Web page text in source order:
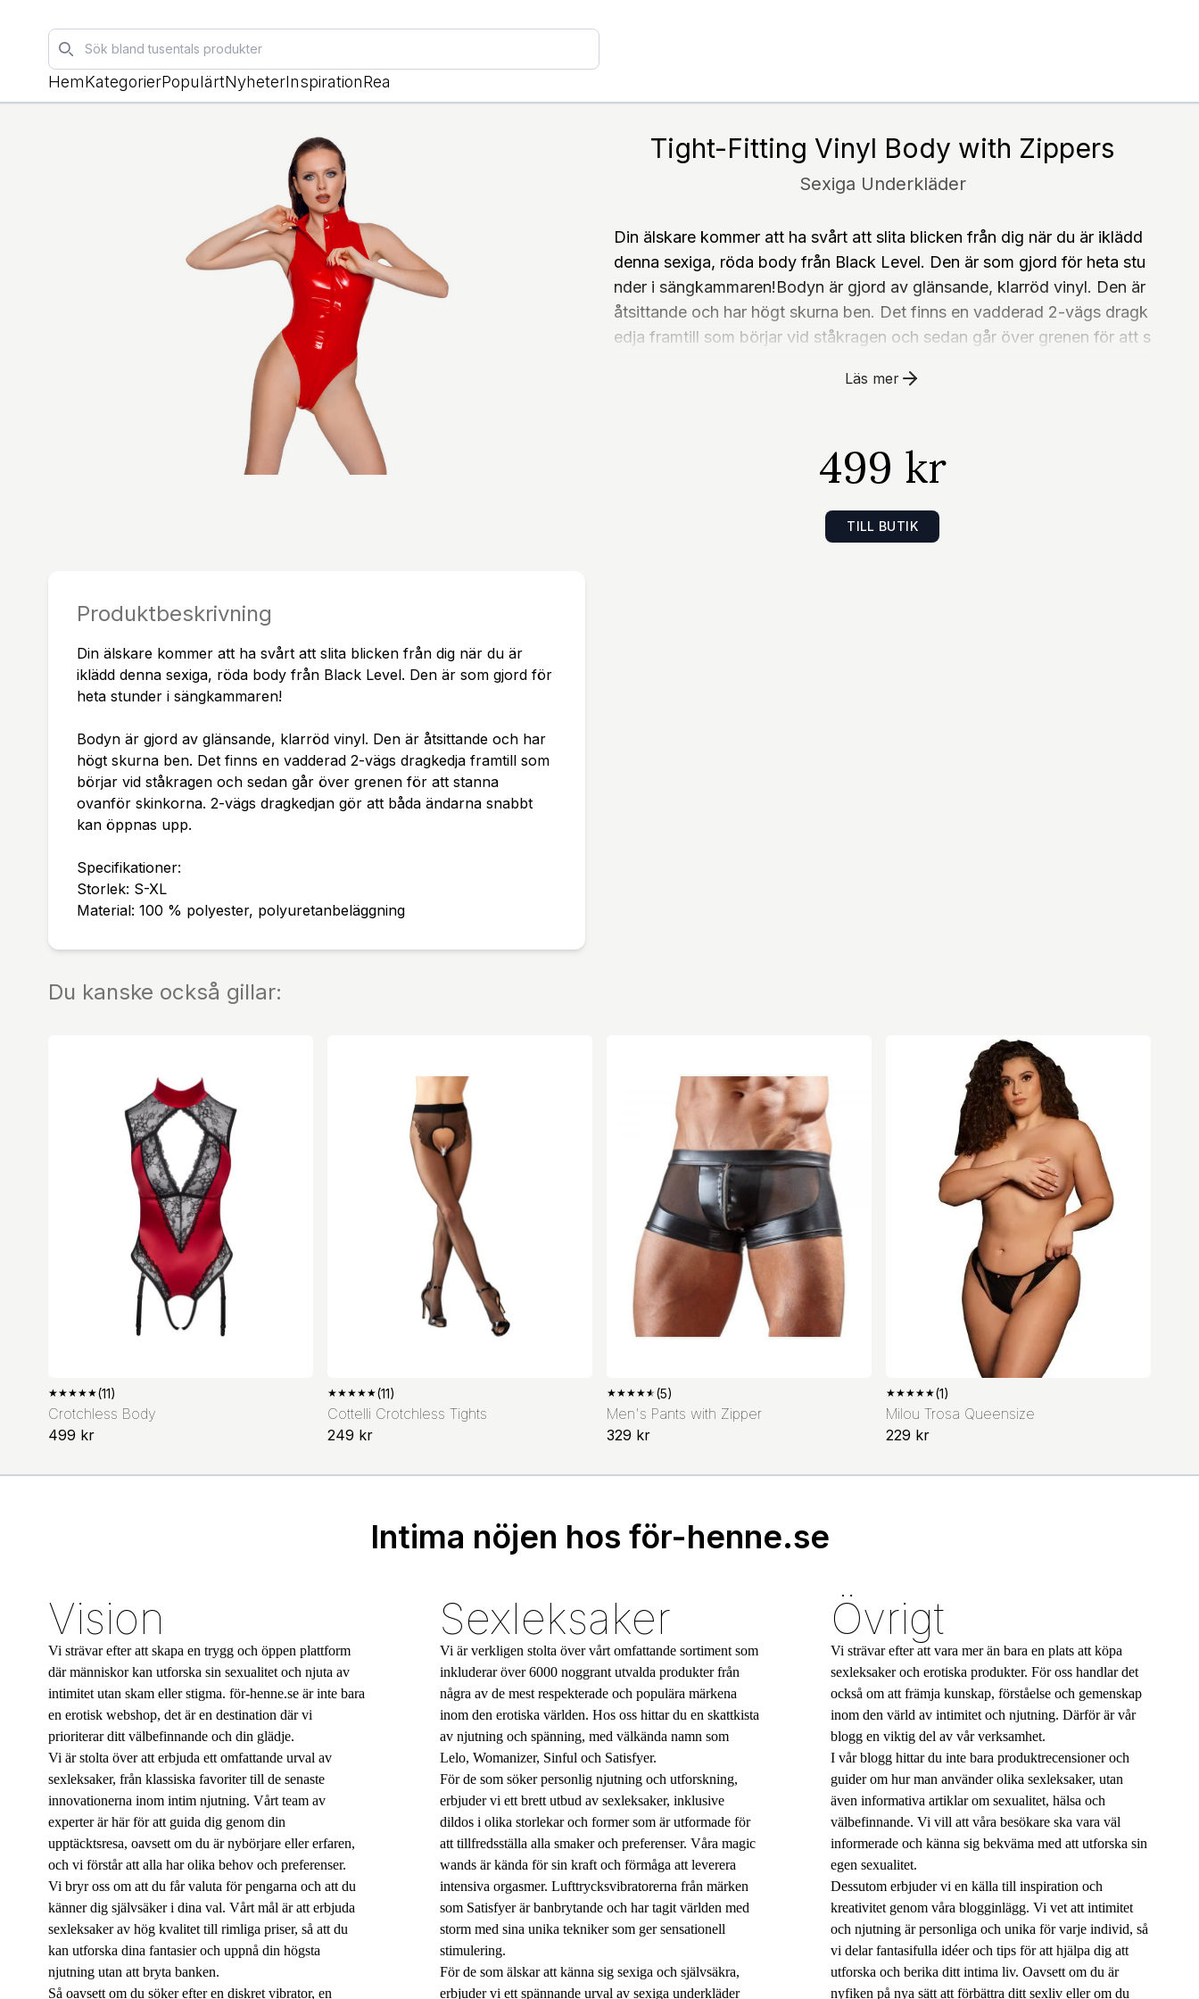
Sök
HemKategorierPopulärtNyheterInspirationRea
Tight-Fitting Vinyl Body with Zippers
Sexiga Underkläder
Din älskare kommer att ha svårt att slita blicken från dig när du är iklädd
denna sexiga, röda body från Black Level. Den är som gjord för heta stu
nder i sängkammaren!Bodyn är gjord av glänsande, klarröd vinyl. Den är
åtsittande och har högt skurna ben. Det finns en vadderad 2-vägs dragk
edja framtill som börjar vid ståkragen och sedan går över grenen för att s
t kan öppnas upp.Specifikationer:Storlek: S-XLMaterial: 100 % polyeste
Läs mer
499 kr
TILL BUTIK
Produktbeskrivning
Din älskare kommer att ha svårt att slita blicken från dig när du är
iklädd denna sexiga, röda body från Black Level. Den är som gjord för
heta stunder i sängkammaren!
Bodyn är gjord av glänsande, klarröd vinyl. Den är åtsittande och har
högt skurna ben. Det finns en vadderad 2-vägs dragkedja framtill som
börjar vid ståkragen och sedan går över grenen för att stanna
ovanför skinkorna. 2-vägs dragkedjan gör att båda ändarna snabbt
kan öppnas upp.
Specifikationer:
Storlek: S-XL
Material: 100 % polyester, polyuretanbeläggning
Du kanske också gillar:
★★★★★(11)
Crotchless Body
499 kr
★★★★★(11)
Cottelli Crotchless Tights
249 kr
★★★★★(5)
Men's Pants with Zipper
329 kr
★★★★★(1)
Milou Trosa Queensize
229 kr
Intima nöjen hos för-henne.se
Vision
Vi strävar efter att skapa en trygg och öppen plattform
där människor kan utforska sin sexualitet och njuta av
intimitet utan skam eller stigma. för-henne.se är inte bara
en erotisk webshop, det är en destination där vi
prioriterar ditt välbefinnande och din glädje.
Vi är stolta över att erbjuda ett omfattande urval av
sexleksaker, från klassiska favoriter till de senaste
innovationerna inom intim njutning. Vårt team av
experter är här för att guida dig genom din
upptäcktsresa, oavsett om du är nybörjare eller erfaren,
och vi förstår att alla har olika behov och preferenser.
Vi bryr oss om att du får valuta för pengarna och att du
känner dig självsäker i dina val. Vårt mål är att erbjuda
sexleksaker av hög kvalitet till rimliga priser, så att du
kan utforska dina fantasier och uppnå din högsta
njutning utan att bryta banken.
Så oavsett om du söker efter en diskret vibrator, en
Sexleksaker
Vi är verkligen stolta över vårt omfattande sortiment som
inkluderar över 6000 noggrant utvalda produkter från
några av de mest respekterade och populära märkena
inom den erotiska världen. Hos oss hittar du en skattkista
av njutning och spänning, med välkända namn som
Lelo, Womanizer, Sinful och Satisfyer.
För de som söker personlig njutning och utforskning,
erbjuder vi ett brett utbud av sexleksaker, inklusive
dildos i olika storlekar och former som är utformade för
att tillfredsställa alla smaker och preferenser. Våra magic
wands är kända för sin kraft och förmåga att leverera
intensiva orgasmer. Lufttrycksvibratorerna från märken
som Satisfyer är banbrytande och har tagit världen med
storm med sina unika tekniker som ger sensationell
stimulering.
För de som älskar att känna sig sexiga och självsäkra,
erbjuder vi ett spännande urval av sexiga underkläder
Övrigt
Vi strävar efter att vara mer än bara en plats att köpa
sexleksaker och erotiska produkter. För oss handlar det
också om att främja kunskap, förståelse och gemenskap
inom den värld av intimitet och njutning. Därför är vår
blogg en viktig del av vår verksamhet.
I vår blogg hittar du inte bara produktrecensioner och
guider om hur man använder olika sexleksaker, utan
även informativa artiklar om sexualitet, hälsa och
välbefinnande. Vi vill att våra besökare ska vara väl
informerade och känna sig bekväma med att utforska sin
egen sexualitet.
Dessutom erbjuder vi en källa till inspiration och
kreativitet genom våra blogginlägg. Vi vet att intimitet
och njutning är personliga och unika för varje individ, så
vi delar fantasifulla idéer och tips för att hjälpa dig att
utforska och berika ditt intima liv. Oavsett om du är
nyfiken på nya sätt att förbättra ditt sexliv eller om du